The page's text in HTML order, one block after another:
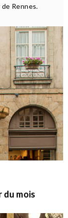
Rennes.
mois